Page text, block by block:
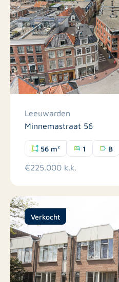
Leeuwarden
Minnemastraat 56
56 m² 1 B
€225.000 k.k.
Verkocht